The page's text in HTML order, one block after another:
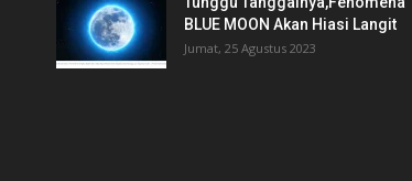
BLUE MOON Akan Hiasi Langit
Jumat, 25 Agustus 2023